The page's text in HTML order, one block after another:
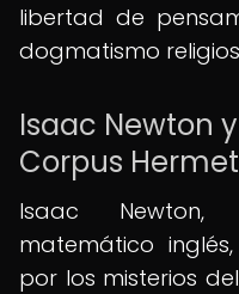
libertad de
dogmatismo
Isaac Newton
Corpus
Isaac
matemático
por los misterios